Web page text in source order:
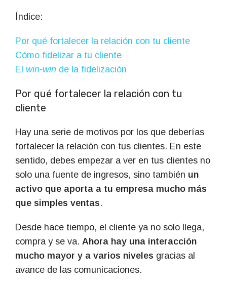
Índice:
Por qué fortalecer la relación con tu cliente
Cómo fidelizar a tu cliente
El win-win de la fidelización
Por qué fortalecer la relación con tu
cliente
Hay una serie de motivos por los que deberías
fortalecer la relación con tus clientes. En este
sentido, debes empezar a ver en tus clientes no
solo una fuente de ingresos, sino también un
activo que aporta a tu empresa mucho más
que simples ventas.
Desde hace tiempo, el cliente ya no solo llega,
compra y se va. Ahora hay una interacción
mucho mayor y a varios niveles gracias al
avance de las comunicaciones.